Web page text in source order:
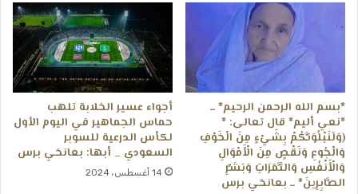
*بسم الله الرحمن الرحيم* ــ
*نعي أليم* قال تعالى: *
(وَلَنَبْلُوَنَّكُمْ بِشَيْءٍ مِنَ الْخَوْفِ
وَالْجُوعِ وَنَقْصٍ مِنَ الْأَمْوَالِ
وَالْأَنْفُسِ وَالثَّمَرَاتِ وَبَشِّرِ
الصَّابِرِينَ* ــ بعانخي برس
أجواء عسير الخلابة تلهب
حماس الجماهير في اليوم الأول
لكأس الدرعية للسوبر
السعودي _ أبها: بعانخي برس
14 أغسطس، 2024